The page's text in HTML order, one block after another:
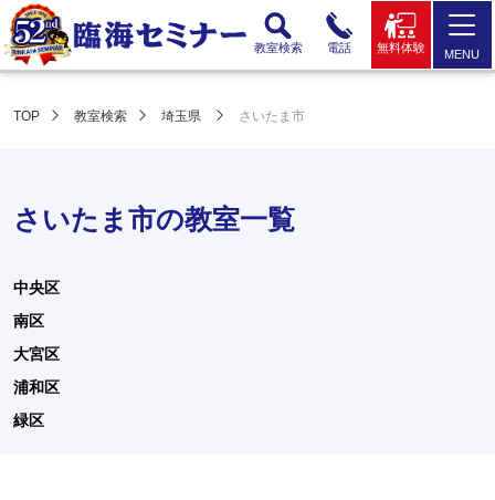
教室検索 電話 無料体験 MENU
TOP 教室検索 埼玉県 さいたま市
さいたま市の教室一覧
中央区
南区
大宮区
浦和区
緑区